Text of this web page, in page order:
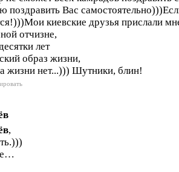
поздравить Вас
киевские друзья прислали
отчизне,
лет
образ жизни,
а жизни нет...))) Шутники, блин!
,